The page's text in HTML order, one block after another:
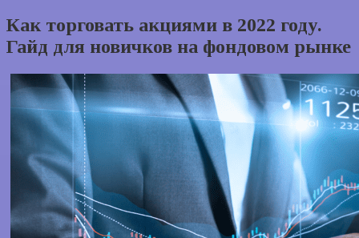
Как торговать акциями в 2022 году.
Гайд для новичков на фондовом рынке